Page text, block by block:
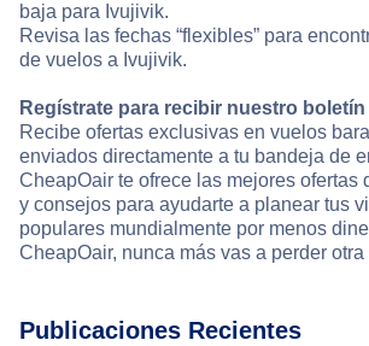
baja para Ivujivik.
Revisa las fechas “flexibles” para
de vuelos a Ivujivik.
Regístrate para recibir nuestro boletín
Recibe ofertas exclusivas en vuelos
enviados directamente a tu bandeja de
CheapOair te ofrece las mejores ofertas
y consejos para ayudarte a planear tus
populares mundialmente por menos
CheapOair, nunca más vas a perder otra
Publicaciones Recientes